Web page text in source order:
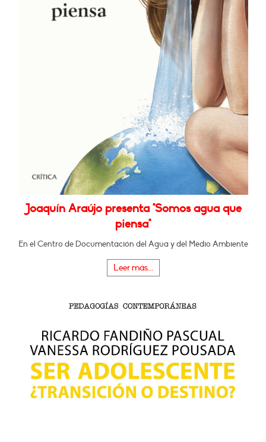
Joaquín Araújo presenta "Somos agua que
piensa"
En el Centro de Documentación del Agua y del Medio Ambiente
Leer más...